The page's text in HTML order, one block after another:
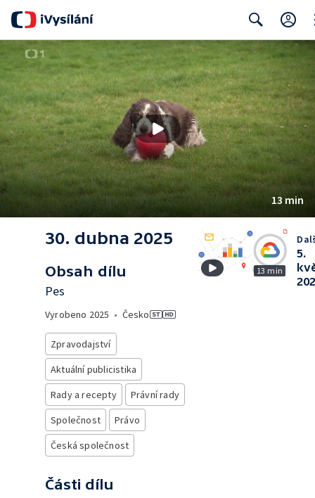
Search
13 min
30. dubna 2025
Obsah dílu
Pes
Vyrobeno 2025 • Česko
Zpravodajství
Aktuální publicistika
Rady a recepty
Právní rady
Společnost
Právo
Česká společnost
Části dílu
13 min
5.